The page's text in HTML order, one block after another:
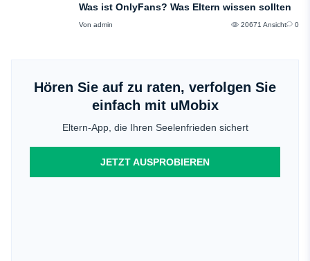
Was ist OnlyFans? Was Eltern wissen sollten
Von admin 20671 Ansicht 0
Hören Sie auf zu raten, verfolgen Sie
einfach mit uMobix
Eltern-App, die Ihren Seelenfrieden sichert
JETZT AUSPROBIEREN